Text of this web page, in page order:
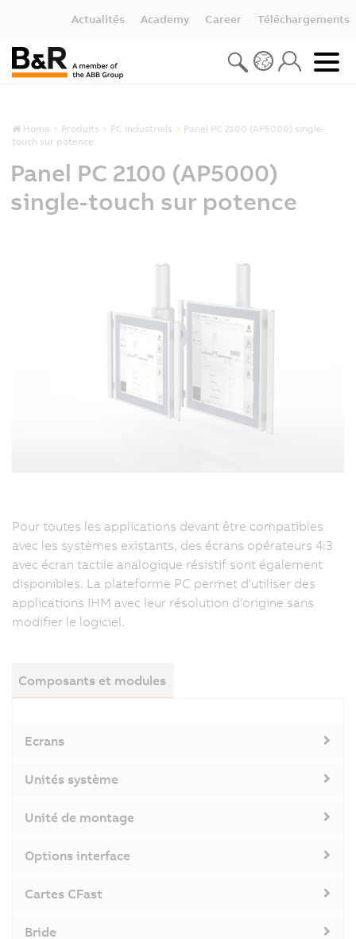
Actualités Academy Career Téléchargements
Home Produits PC industriels
Panel PC 2100 (AP5000) single-
touch sur potence
Panel PC 2100 (AP5000)
single-touch sur potence
Pour toutes les applications devant être compatibles
avec les systèmes existants, des écrans opérateurs 4:3
avec écran tactile analogique résistif sont également
disponibles. La plateforme PC permet d'utiliser des
applications IHM avec leur résolution d'origine sans
modifier le logiciel.
Composants et modules
Ecrans
Unités système
Unité de montage
Options interface
Cartes CFast
Bride